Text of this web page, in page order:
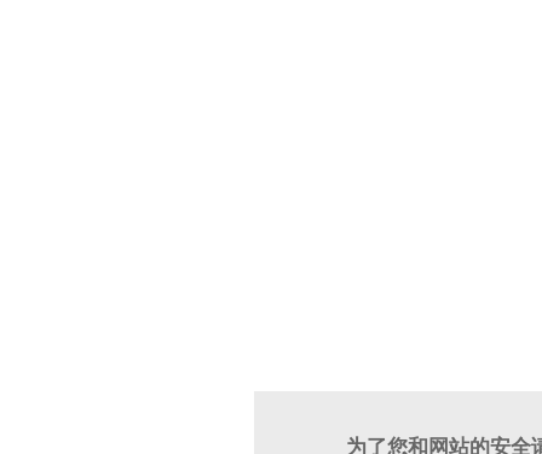
为了您和网站的安全